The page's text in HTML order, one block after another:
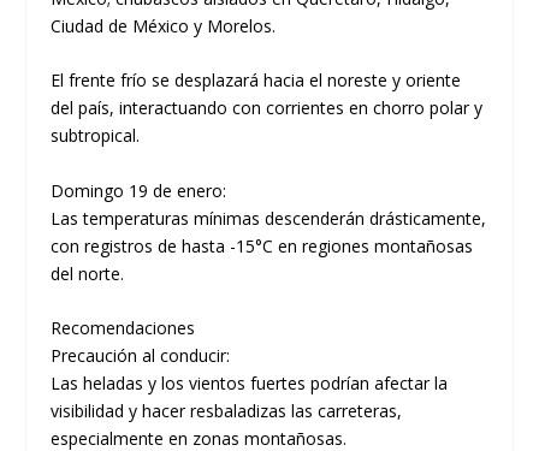
Ciudad de México y Morelos.
El frente frío se desplazará hacia el noreste y oriente
del país, interactuando con corrientes en chorro polar y
subtropical.
Domingo 19 de enero:
Las temperaturas mínimas descenderán drásticamente,
con registros de hasta -15°C en regiones montañosas
del norte.
Recomendaciones
Precaución al conducir:
Las heladas y los vientos fuertes podrían afectar la
visibilidad y hacer resbaladizas las carreteras,
especialmente en zonas montañosas.